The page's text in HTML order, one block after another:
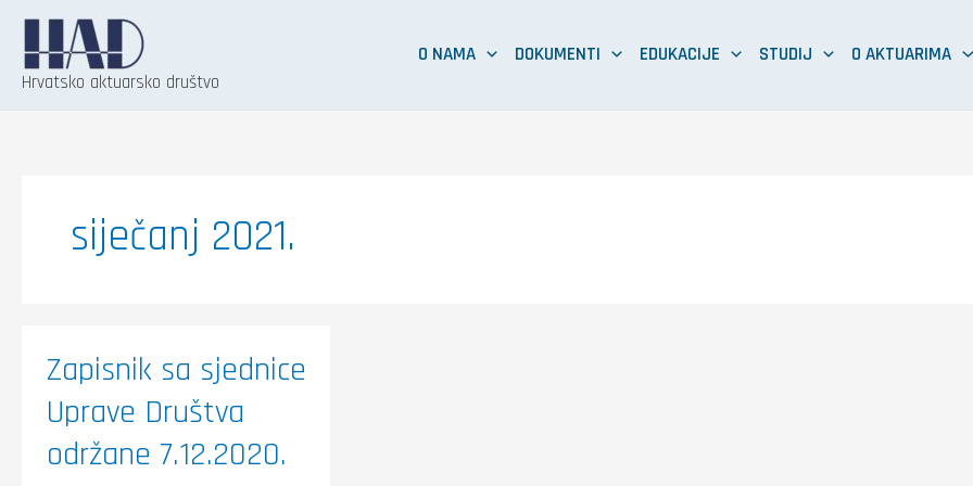
content
Hrvatsko aktuarsko društvo
O NAMA DOKUMENTI EDUKACIJE STUDIJ O AKTUARIMA
siječanj 2021.
Zapisnik sa sjednice
Uprave Društva
održane 7.12.2020.
Zapisnik
sa
Uprave
Društva
održane
7.12.2020.